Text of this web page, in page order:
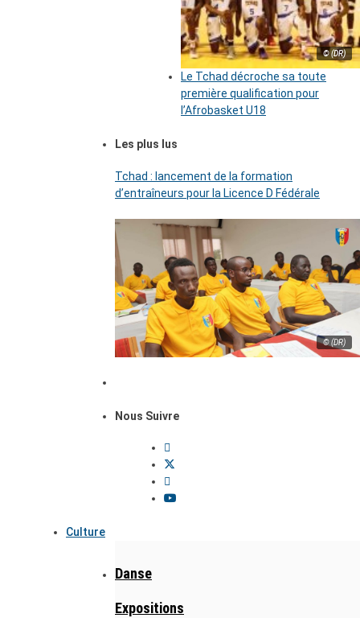
© (DR)
Le Tchad décroche sa toute
première qualification pour
l’Afrobasket U18
Les plus lus
Tchad : lancement de la formation
d’entraîneurs pour la Licence D Fédérale
© (DR)
Nous Suivre
Culture
Danse
Expositions